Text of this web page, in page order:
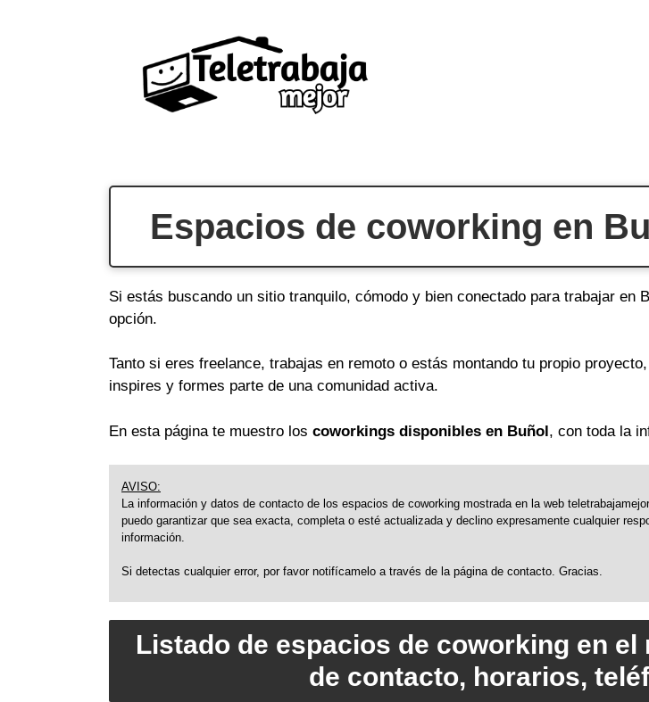
Espacios de coworking en
Si estás buscando un sitio tranquilo, cómodo y bien conectado para trabajar en
opción.
Tanto si eres freelance, trabajas en remoto o estás montando tu propio
inspires y formes parte de una comunidad activa.
En esta página te muestro los coworkings disponibles en Buñol, con toda la
AVISO:
La información y datos de contacto de los espacios de coworking mostrada en la web
puedo garantizar que sea exacta, completa o esté actualizada y declino expresamente cualquier
información.
Si detectas cualquier error, por favor notifícamelo a través de la página de contacto. Gracias.
Listado de espacios de coworking en
de contacto, horarios,